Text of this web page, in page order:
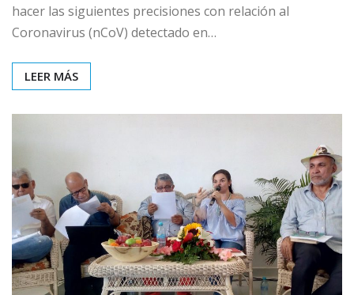
hacer las siguientes precisiones con relación al
Coronavirus (nCoV) detectado en…
LEER MÁS